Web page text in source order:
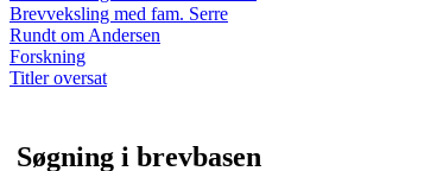
Brevveksling med fam. Serre
Rundt om Andersen
Forskning
Titler oversat
Søgning i brevbasen